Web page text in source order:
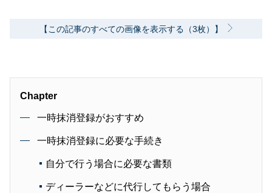
【この記事のすべての画像を表示する（3枚）】
Chapter
一時抹消登録がおすすめ
一時抹消登録に必要な手続き
自分で行う場合に必要な書類
ディーラーなどに代行してもらう場合